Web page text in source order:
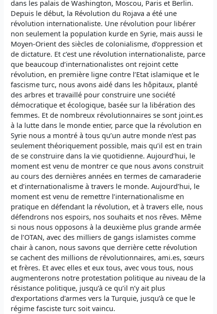
dans les palais de Washington, Moscou, Paris et Berlin.
Depuis le début, la Révolution du Rojava a été une
révolution internationaliste. Une révolution pour libérer
non seulement la population kurde en Syrie, mais aussi le
Moyen-Orient des siècles de colonialisme, d’oppression et
de dictature. Et c’est une révolution internationaliste, parce
que beaucoup d’internationalistes ont rejoint cette
révolution, en première ligne contre l’Etat islamique et le
fascisme turc, nous avons aidé dans les hôpitaux, planté
des arbres et travaillé pour construire une société
démocratique et écologique, basée sur la libération des
femmes. Et de nombreux révolutionnaires se sont joint.es
à la lutte dans le monde entier, parce que la révolution en
Syrie nous a montré à tous qu’un autre monde n’est pas
seulement théoriquement possible, mais qu’il est en train
de se construire dans la vie quotidienne. Aujourd’hui, le
moment est venu de montrer ce que nous avons construit
au cours des dernières années en termes de camaraderie
et d’internationalisme à travers le monde. Aujourd’hui, le
moment est venu de remettre l’internationalisme en
pratique en défendant la révolution, et à travers elle, nous
défendrons nos espoirs, nos souhaits et nos rêves. Même
si nous nous opposons à la deuxième plus grande armée
de l’OTAN, avec des milliers de gangs islamistes comme
chair à canon, nous savons que derrière cette révolution
se cachent des millions de révolutionnaires, ami.es, sœurs
et frères. Et avec elles et eux tous, avec vous tous, nous
augmenterons notre protestation politique au niveau de la
résistance politique, jusqu’à ce qu’il n’y ait plus
d’exportations d’armes vers la Turquie, jusqu’à ce que le
régime fasciste turc soit vaincu.